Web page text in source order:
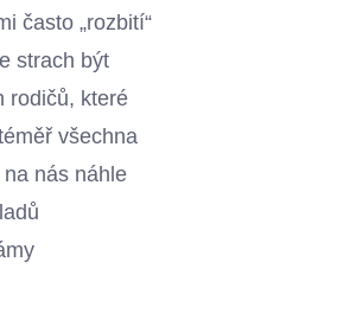
často „rozbití“
strach být
rodičů, které
všechna
nás náhle